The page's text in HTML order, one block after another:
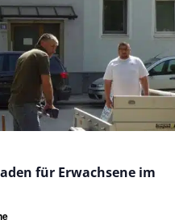
für Erwachsene im